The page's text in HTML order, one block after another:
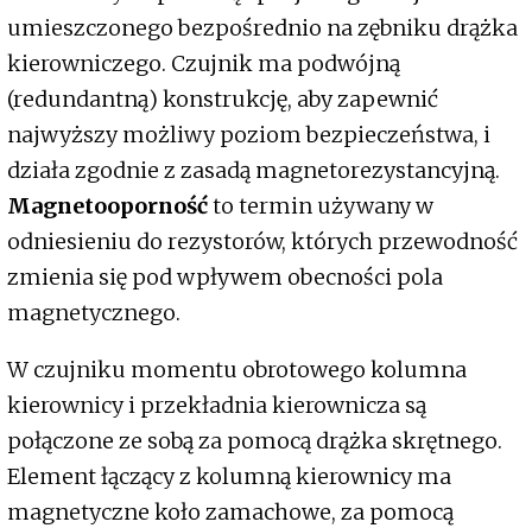
umieszczonego bezpośrednio na zębniku drążka
kierowniczego. Czujnik ma podwójną
(redundantną) konstrukcję, aby zapewnić
najwyższy możliwy poziom bezpieczeństwa, i
działa zgodnie z zasadą magnetorezystancyjną.
Magnetoopornośćto termin używany w
odniesieniu do rezystorów, których przewodność
zmienia się pod wpływem obecności pola
magnetycznego.
W czujniku momentu obrotowego kolumna
kierownicy i przekładnia kierownicza są
połączone ze sobą za pomocą drążka skrętnego.
Element łączący z kolumną kierownicy ma
magnetyczne koło zamachowe, za pomocą